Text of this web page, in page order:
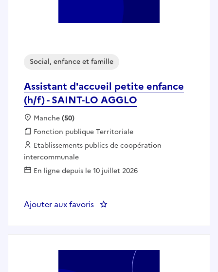
Assistant d'accueil petite enfance
(h/f) - SAINT-LO AGGLO
Social, enfance et famille
Localisation :
Manche(50)
Fonction publique :
Fonction publique Territoriale
Employeur :
Etablissements publics de coopération
intercommunale
En ligne depuis le 10 juillet 2026
Ajouter aux favoris : Assistant d'accueil petite